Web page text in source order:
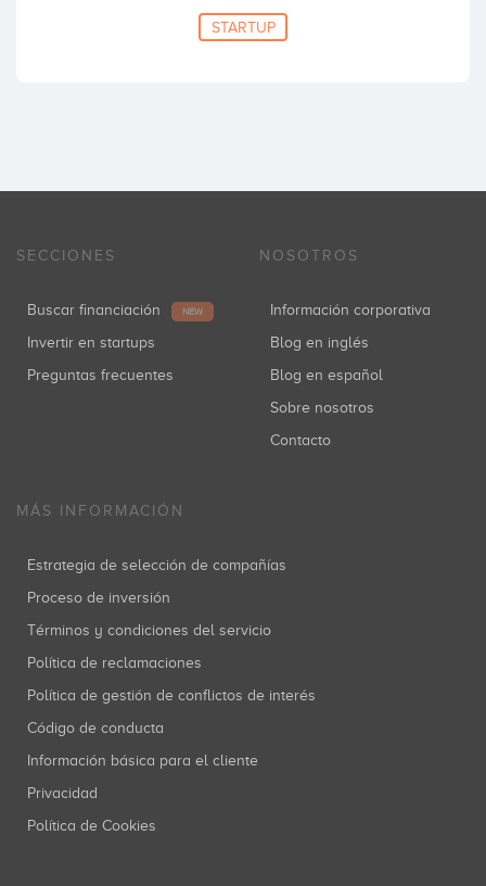
STARTUP
SECCIONES
Buscar financiación NEW
Invertir en startups
Preguntas frecuentes
NOSOTROS
Información corporativa
Blog en inglés
Blog en español
Sobre nosotros
Contacto
MÁS INFORMACIÓN
Estrategia de selección de compañías
Proceso de inversión
Términos y condiciones del servicio
Política de reclamaciones
Política de gestión de conflictos de interés
Código de conducta
Información básica para el cliente
Privacidad
Política de Cookies